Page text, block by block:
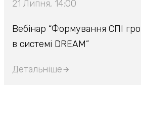
21 Липня, 14:00
Вебінар “Формування СПІ
в системі DREAM”
Детальніше